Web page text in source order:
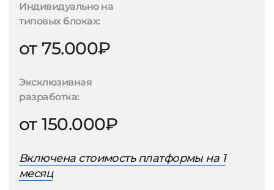
Индивидуально на
типовых блоках:
от 75.000₽
Эксклюзивная
разработка:
от 150.000₽
Включена стоимость платформы на 1
месяц